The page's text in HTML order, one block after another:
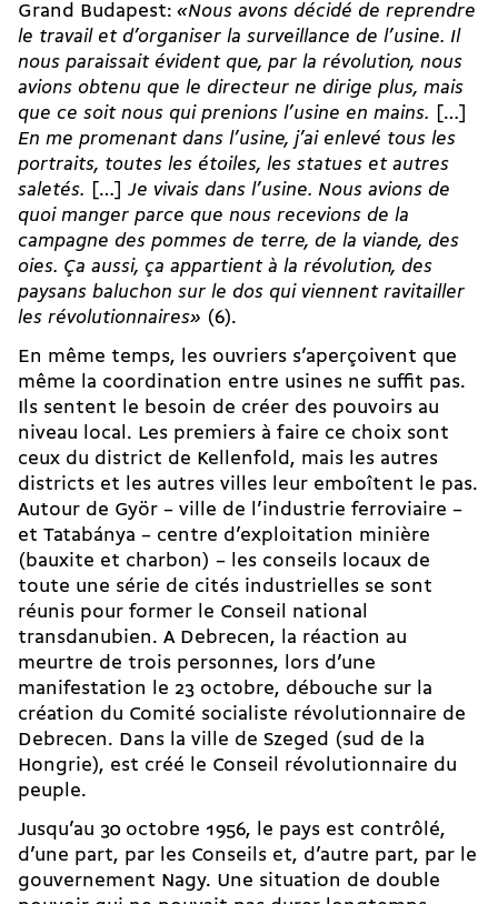
Grand Budapest: «Nous avons décidé de reprendre
le travail et d’organiser la surveillance de l’usine. Il
nous paraissait évident que, par la révolution, nous
avions obtenu que le directeur ne dirige plus, mais
que ce soit nous qui prenions l’usine en mains.
[…]
En me promenant dans l’usine, j’ai enlevé tous les
portraits, toutes les étoiles, les statues et autres
saletés.
[…] Je vivais dans l’usine. Nous avions de
quoi manger parce que nous recevions de la
campagne des pommes de terre, de la viande, des
oies. Ça aussi, ça appartient à la révolution, des
paysans baluchon sur le dos qui viennent ravitailler
les révolutionnaires» (6).
En même temps, les ouvriers s’aperçoivent que
même la coordination entre usines ne suffit pas.
Ils sentent le besoin de créer des pouvoirs au
niveau local. Les premiers à faire ce choix sont
ceux du district de Kellenfold, mais les autres
districts et les autres villes leur emboîtent le pas.
Autour de Györ – ville de l’industrie ferroviaire –
et Tatabánya – centre d’exploitation minière
(bauxite et charbon) – les conseils locaux de
toute une série de cités industrielles se sont
réunis pour former le Conseil national
transdanubien. A Debrecen, la réaction au
meurtre de trois personnes, lors d’une
manifestation le 23 octobre, débouche sur la
création du Comité socialiste révolutionnaire de
Debrecen. Dans la ville de Szeged (sud de la
Hongrie), est créé le Conseil révolutionnaire du
peuple.
Jusqu’au 30 octobre 1956, le pays est contrôlé,
d’une part, par les Conseils et, d’autre part, par le
gouvernement Nagy. Une situation de double